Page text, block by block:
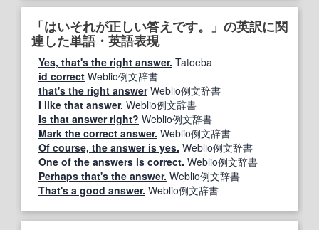
「はいそれが正しい答えです。」の英訳に関
連した単語・英語表現
Yes, that's the right answer. Tatoeba
id correct Weblio例文辞書
that's the right answerWeblio例文辞書
I like that answer. Weblio例文辞書
Is that answer right? Weblio例文辞書
Mark the correct answer. Weblio例文辞書
Of course, the answer is yes. Weblio例文辞書
One of the answers is correct. Weblio例文辞書
Perhaps that's the answer. Weblio例文辞書
That's a good answer. Weblio例文辞書